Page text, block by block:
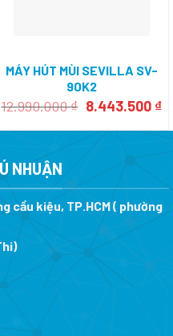
₫.
MÁY HÚT MÙI SEVILLA SV-
90K2
12.990.000₫ Giá
là:
8.443.500 ₫
NHUẬN
cầu kiệu, TP.HCM ( phường